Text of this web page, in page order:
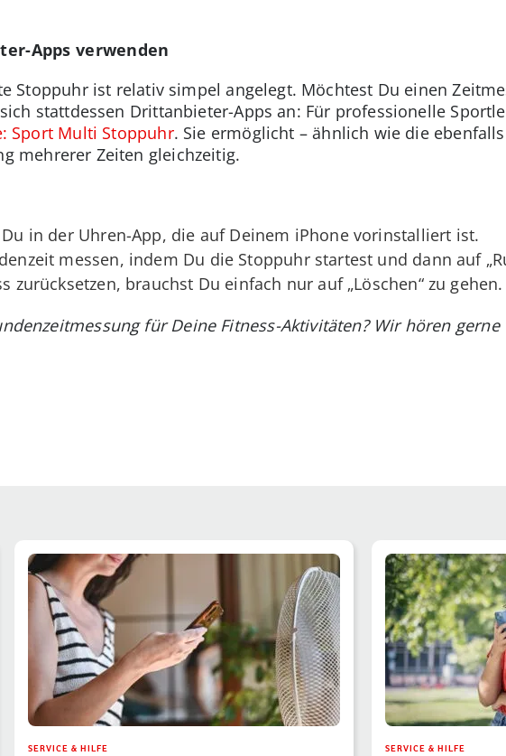
Apps verwenden
Stoppuhr ist relativ simpel angelegt. Möchtest Du einen
stattdessen Drittanbieter-Apps an: Für professionelle
Sport Multi Stoppuhr. Sie ermöglicht – ähnlich wie die
mehrerer Zeiten gleichzeitig.
in der Uhren-App, die auf Deinem iPhone vorinstalliert ist.
messen, indem Du die Stoppuhr startest und dann auf
zurücksetzen, brauchst Du einfach nur auf „Löschen“ zu gehen.
für Deine Fitness-Aktivitäten? Wir hören
SERVICE & HILFE SERVICE & HILFE